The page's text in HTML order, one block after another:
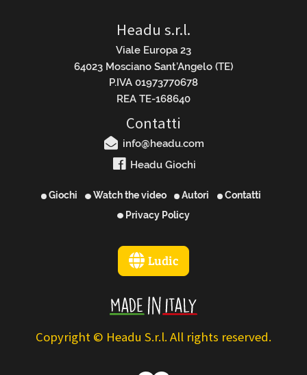
Headu s.r.l.
Viale Europa 23
64023 Mosciano Sant’Angelo (TE)
P.IVA 01973770678
REA TE-168640
Contatti
info@headu.com
Headu Giochi
Giochi Watch the video Autori
Contatti
Privacy Policy
Ludic
Copyright © Headu S.r.l. All rights reserved.